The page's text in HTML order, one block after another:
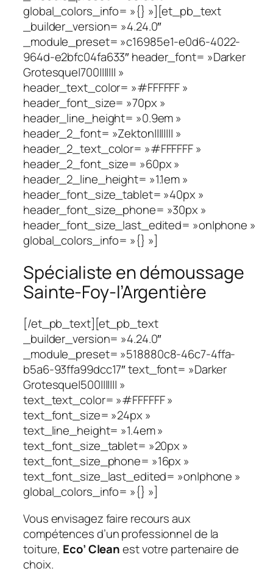
global_colors_info= »{} »][et_pb_text
_builder_version= »4.24.0″
_module_preset= »c16985e1-e0d6-4022-
964d-e2bfc04fa633″ header_font= »Darker
Grotesque|700||||||| »
header_text_color= »#FFFFFF »
header_font_size= »70px »
header_line_height= »0.9em »
header_2_font= »Zekton|||||||| »
header_2_text_color= »#FFFFFF »
header_2_font_size= »60px »
header_2_line_height= »1.1em »
header_font_size_tablet= »40px »
header_font_size_phone= »30px »
header_font_size_last_edited= »on|phone »
global_colors_info= »{} »]
Spécialiste en démoussage
Sainte-Foy-l’Argentière
[/et_pb_text][et_pb_text
_builder_version= »4.24.0″
_module_preset= »518880c8-46c7-4ffa-
b5a6-93ffa99dcc17″ text_font= »Darker
Grotesque|500||||||| »
text_text_color= »#FFFFFF »
text_font_size= »24px »
text_line_height= »1.4em »
text_font_size_tablet= »20px »
text_font_size_phone= »16px »
text_font_size_last_edited= »on|phone »
global_colors_info= »{} »]
Vous envisagez faire recours aux
compétences d’un professionnel de la
toiture, Eco’ Cleanest votre partenaire de
choix.